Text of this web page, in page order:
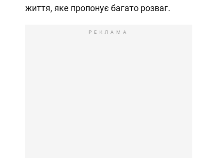
життя, яке пропонує багато розваг.
РЕКЛАМА